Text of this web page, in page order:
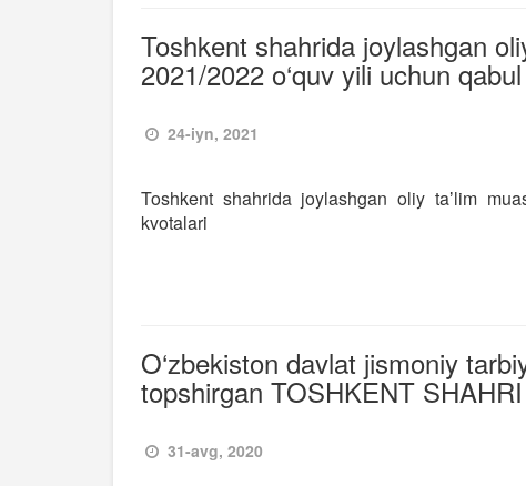
Toshkent shahrida joylashgan
2021/2022 o‘quv yili uchun
24-iyn, 2021
Toshkent shahrida joylashgan oliy taʼlim
kvotalari
O‘zbekiston davlat jismoniy
topshirgan TOSHKENT
31-avg, 2020